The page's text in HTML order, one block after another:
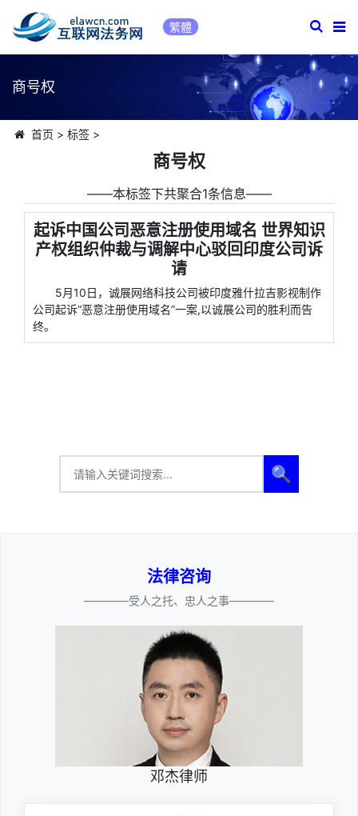
繁體
商号权
首页 > 标签>
商号权
――本标签下共聚合1条信息――
起诉中国公司恶意注册使用域名 世界知识
产权组织仲裁与调解中心驳回印度公司诉
请
5月10日，诚展网络科技公司被印度雅什拉吉影视制作
公司起诉“恶意注册使用域名”一案,以诚展公司的胜利而告
终。
🔍
法律咨询
————受人之托、忠人之事————
邓杰律师